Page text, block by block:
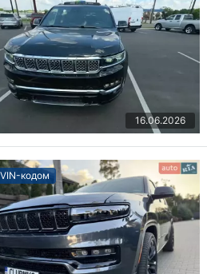
16.06.2026
кодом